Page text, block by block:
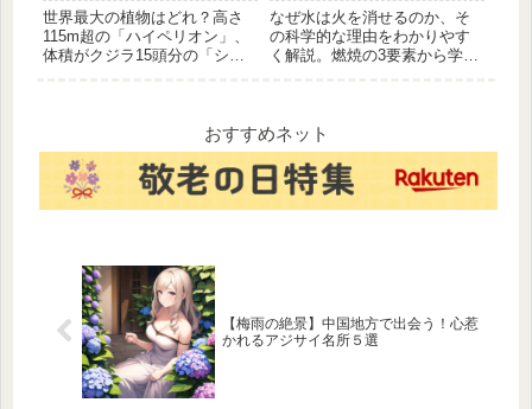
底比較！
世界最大の植物はどれ？高さ
115m超の「ハイペリオン」、
体積がクジラ15頭分の「シャ
新データに基づき、地球が生
んだ巨大植物の驚愕のスケー
ルに迫ります。
の豆知識
なぜ水は火を消せるのか、そ
の科学的な理由をわかりやす
く解説。燃焼の3要素から学ぶ
おすすめネット
【梅雨の絶景】中国地方で出会う！心惹
かれるアジサイ名所５選